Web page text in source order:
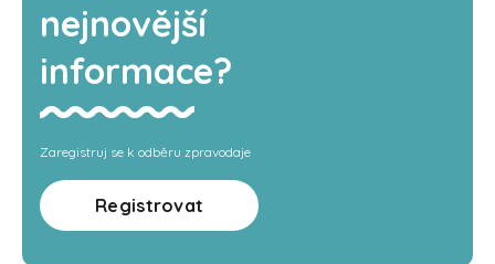
nejnovější
informace?
Zaregistruj se k odběru zpravodaje
Registrovat